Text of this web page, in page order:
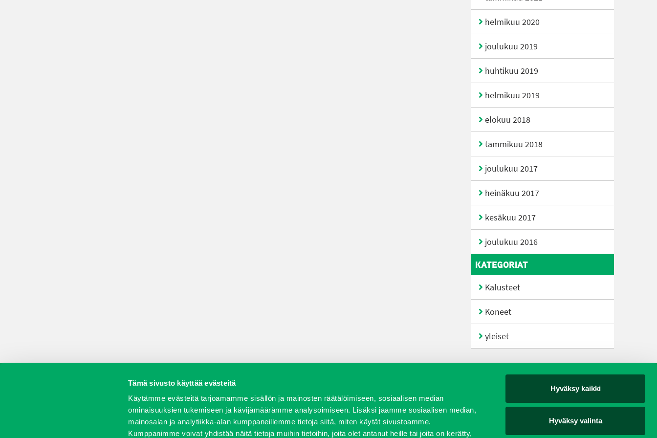
Tämä sivusto käyttää evästeitä
Käytämme evästeitä tarjoamamme sisällön ja mainosten räätälöimiseen, sosiaalisen median
ominaisuuksien tukemiseen ja kävijämäärämme analysoimiseen. Lisäksi jaamme sosiaalisen median,
mainosalan ja analytiikka-alan kumppaneillemme tietoja siitä, miten käytät sivustoamme.
Kumppanimme voivat yhdistää näitä tietoja muihin tietoihin, joita olet antanut heille tai joita on kerätty,
Hyväksy kaikki
Hyväksy valinta
helmikuu 2020
joulukuu 2019
huhtikuu 2019
helmikuu 2019
elokuu 2018
tammikuu 2018
joulukuu 2017
heinäkuu 2017
kesäkuu 2017
joulukuu 2016
KATEGORIAT
Kalusteet
Koneet
yleiset
Vaihtokoneet Kalusteet Huolto ja varaosat Verkkokauppa JT Vuokrakone Jälleenmyyjät